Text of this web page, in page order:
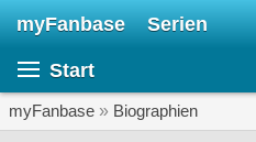
myFanbase Serien
Start
myFanbase » Biographien